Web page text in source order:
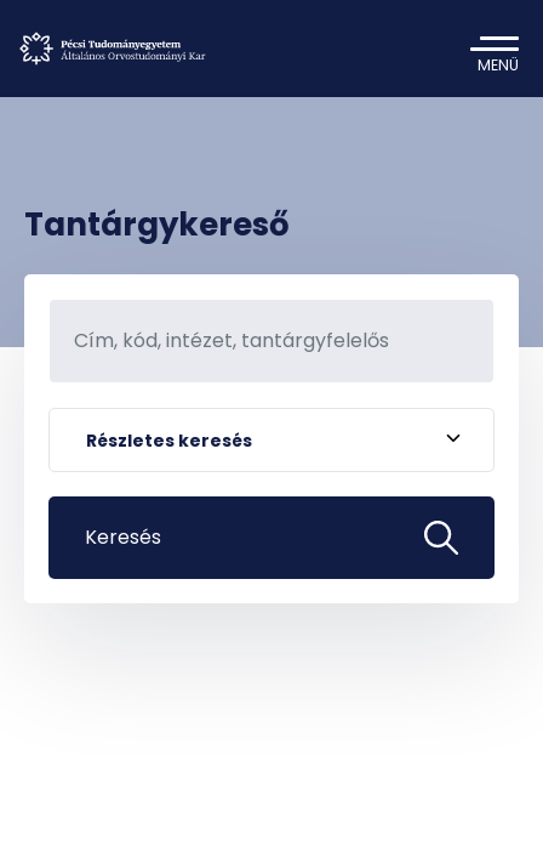
MENÜ
Tantárgykereső
Keresés
Részletes keresés